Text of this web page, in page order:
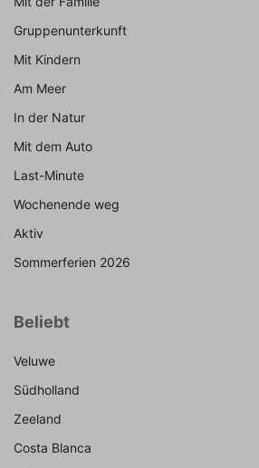
Gruppenunterkunft
Mit Kindern
Am Meer
In der Natur
Mit dem Auto
Last-Minute
Wochenende weg
Aktiv
Sommerferien 2026
Beliebt
Veluwe
Südholland
Zeeland
Costa Blanca